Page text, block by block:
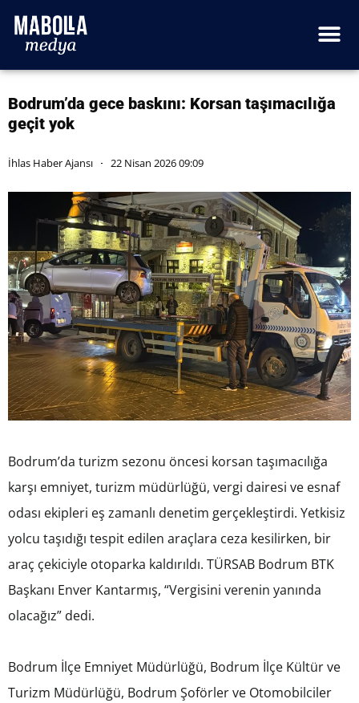
Bodrum’da gece baskını: Korsan taşımacılığa
geçit yok
İhlas Haber Ajansı 22 Nisan 2026 09:09
Bodrum’da turizm sezonu öncesi korsan taşımacılığa
karşı emniyet, turizm müdürlüğü, vergi dairesi ve esnaf
odası ekipleri eş zamanlı denetim gerçekleştirdi. Yetkisiz
yolcu taşıdığı tespit edilen araçlara ceza kesilirken, bir
araç çekiciyle otoparka kaldırıldı. TÜRSAB Bodrum BTK
Başkanı Enver Kantarmış, “Vergisini verenin yanında
olacağız” dedi.
Bodrum İlçe Emniyet Müdürlüğü, Bodrum İlçe Kültür ve
Turizm Müdürlüğü, Bodrum Şoförler ve Otomobilciler